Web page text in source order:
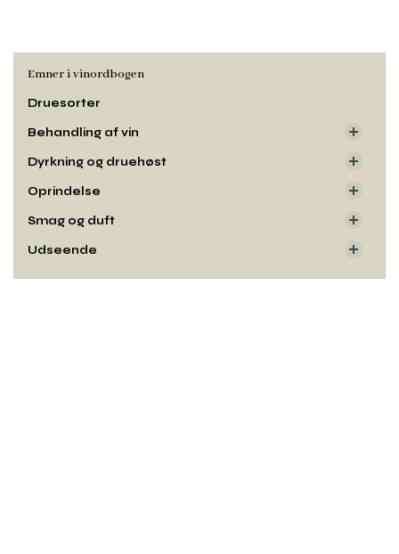
Emner i vinordbogen
Druesorter
Behandling af vin
Dyrkning og druehøst
Oprindelse
Smag og duft
Udseende